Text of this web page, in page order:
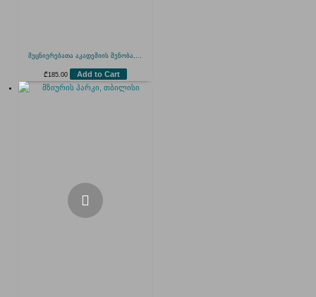
მეცნიერებათა აკადემიის შენობა,...
₾ 185.00 Add to Cart